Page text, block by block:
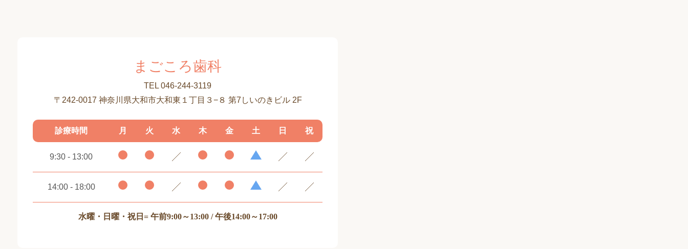
まごころ歯科
TEL 046-244-3119
〒242-0017 神奈川県大和市大和東１丁目３−８ 第7しいのきビル 2F
診療時間 月 火 水 木 金 土 日 祝
9:30 - 13:00
14:00 - 18:00
水曜・日曜・祝日 = 午前9:00～13:00 / 午後14:00～17:00